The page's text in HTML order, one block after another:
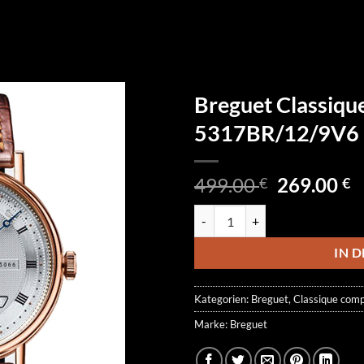
Breguet
5317BR/12/9V6
499.00€
499.00 €
269.00€
IN
Kategorien: Breguet, Classique
Marke: Breguet